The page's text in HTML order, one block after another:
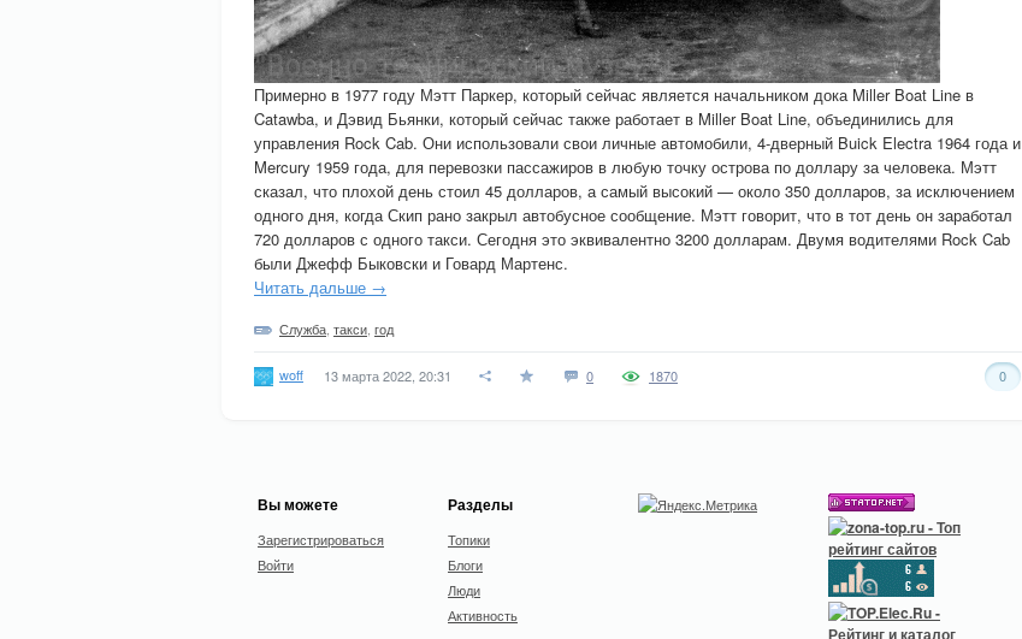
Примерно в 1977 году Мэтт Паркер, который сейчас является начальником дока Miller Boat Line в
Catawba, и Дэвид Бьянки, который сейчас также работает в Miller Boat Line, объединились для
управления Rock Cab. Они использовали свои личные автомобили, 4-дверный Buick Electra 1964 года и
Mercury 1959 года, для перевозки пассажиров в любую точку острова по доллару за человека. Мэтт
сказал, что плохой день стоил 45 долларов, а самый высокий — около 350 долларов, за исключением
одного дня, когда Скип рано закрыл автобусное сообщение. Мэтт говорит, что в тот день он заработал
720 долларов с одного такси. Сегодня это эквивалентно 3200 долларам. Двумя водителями Rock Cab
были Джефф Быковски и Говард Мартенс.
Читать дальше →
Служба такси год
woff 13 марта 2022, 20:31 0 0
1870
Вы можете
Зарегистрироваться
Войти
Разделы
Топики
Блоги
Люди
Активность